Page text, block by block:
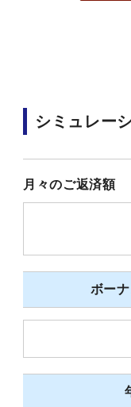
シミュレー
月々のご返済額
ボー